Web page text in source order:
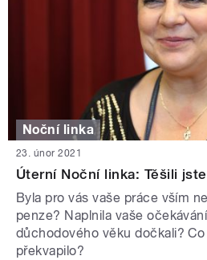
Noční linka
23. únor 2021
Úterní Noční linka: Těšili
Byla pro vás vaše práce vším
penze? Naplnila vaše
důchodového věku dočkali?
překvapilo?